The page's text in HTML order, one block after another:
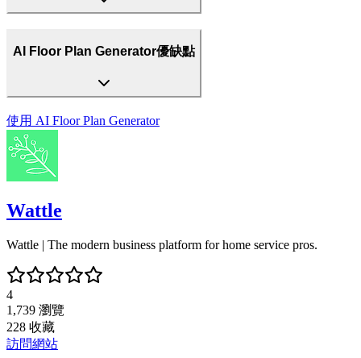
AI Floor Plan Generator優缺點
使用 AI Floor Plan Generator
Wattle
Wattle | The modern business platform for home service pros.
4
1,739 瀏覽
228 收藏
訪問網站